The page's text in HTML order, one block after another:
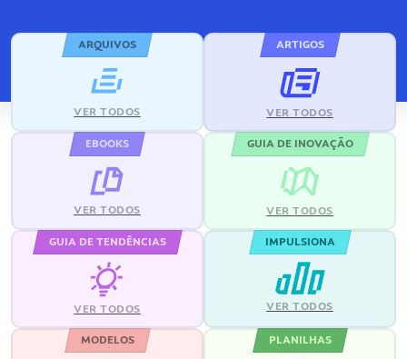
ARQUIVOS
VER TODOS
ARTIGOS
VER TODOS
EBOOKS
VER TODOS
GUIA DE INOVAÇÃO
VER TODOS
GUIA DE TENDÊNCIAS
VER TODOS
IMPULSIONA
VER TODOS
MODELOS PLANILHAS